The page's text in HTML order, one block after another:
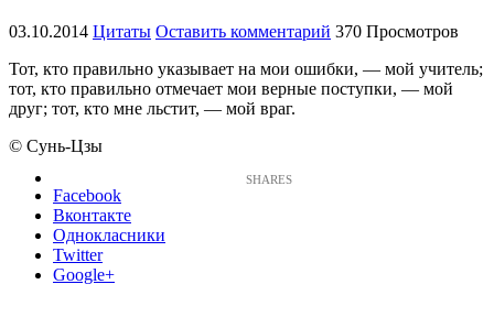
03.10.2014 Цитаты Оставить комментарий 370 Просмотров
Тот, кто правильно указывает на мои ошибки, — мой учитель;
тот, кто правильно отмечает мои верные поступки, — мой
друг; тот, кто мне льстит, — мой враг.
© Сунь-Цзы
Facebook
Вконтакте
Однокласники
Twitter
Google+